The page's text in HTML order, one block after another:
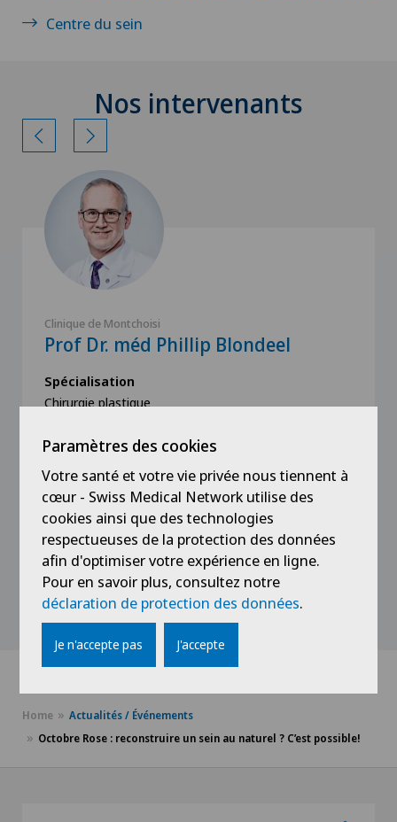
Centre du sein
Nos intervenants
Clinique de Montchoisi
Prof Dr. méd Phillip Blondeel
Spécialisation
Chirurgie plastique
Voir profil
Voir plus
Home
Actualités / Événements
Octobre Rose : reconstruire un sein au naturel ? C’est possible!
Paramètres des cookies
Votre santé et votre vie privée nous tiennent à
cœur - Swiss Medical Network utilise des
cookies ainsi que des technologies
respectueuses de la protection des données
afin d'optimiser votre expérience en ligne.
Pour en savoir plus, consultez notre
déclaration de protection des données.
Je n'accepte pas J'accepte